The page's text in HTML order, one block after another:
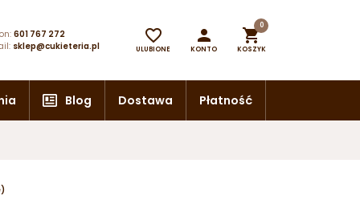
601 767 272
sklep@cukieteria.pl

ULUBIONE

KONTO

0
KOSZYK
Blog Dostawa Płatność